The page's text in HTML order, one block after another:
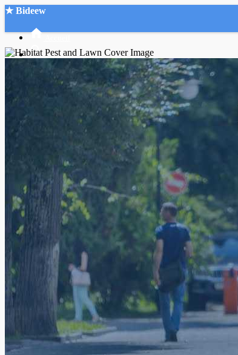
★ Bideew
Recherche Avancée
Mon compte
Connexion
Créer un compte
Mode nuit